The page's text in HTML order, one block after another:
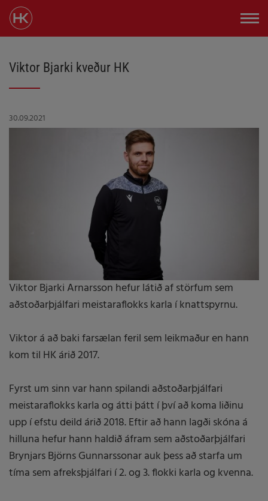
Viktor Bjarki kveður HK
30.09.2021
Viktor Bjarki Arnarsson hefur látið af störfum sem
aðstoðarþjálfari meistaraflokks karla í knattspyrnu.
Viktor á að baki farsælan feril sem leikmaður en hann
kom til HK árið 2017.
Fyrst um sinn var hann spilandi aðstoðarþjálfari
meistaraflokks karla og átti þátt í því að koma liðinu
upp í efstu deild árið 2018. Eftir að hann lagði skóna á
hilluna hefur hann haldið áfram sem aðstoðarþjálfari
Brynjars Björns Gunnarssonar auk þess að starfa um
tíma sem afreksþjálfari í 2. og 3. flokki karla og kvenna.